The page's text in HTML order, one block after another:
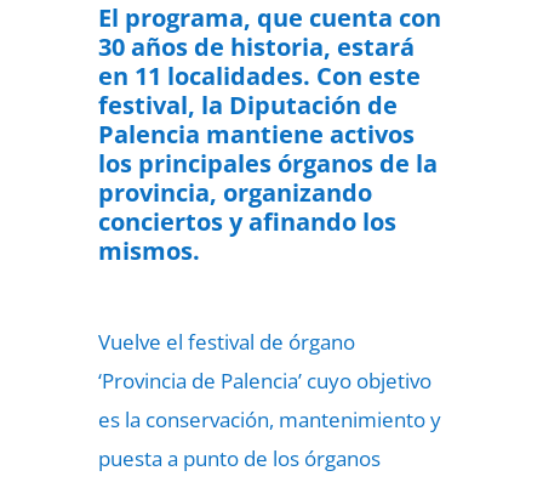
El programa, que cuenta con
30 años de historia, estará
en 11 localidades. Con este
festival, la Diputación de
Palencia mantiene activos
los principales órganos de la
provincia, organizando
conciertos y afinando los
mismos.
Vuelve el festival de órgano
‘Provincia de Palencia’ cuyo objetivo
es la conservación, mantenimiento y
puesta a punto de los órganos